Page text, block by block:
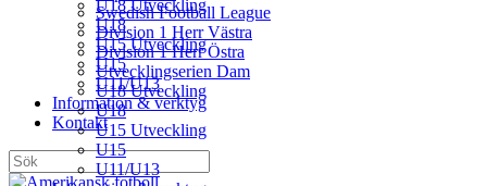
U18 Utveckling
U18
U15 Utveckling
U15
U11/U13
Information & verktyg
Kontakt
Sök
Swedish Football League
Division 1 Herr Västra
Division 1 Herr Östra
Utvecklingserien Dam
U18 Utveckling
U18
U15 Utveckling
U15
U11/U13